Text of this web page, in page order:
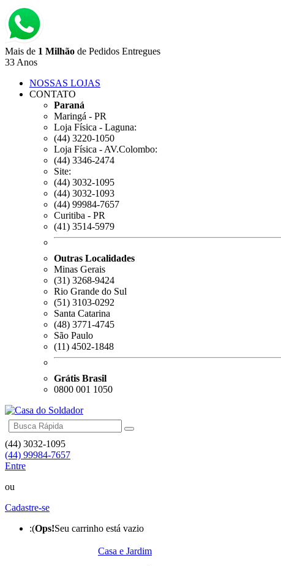
Mais de 1 Milhão de Pedidos Entregues
33 Anos
NOSSAS LOJAS
CONTATO
Paraná
Maringá - PR
Loja Física - Laguna:
(44) 3220-1050
Loja Física - AV.Colombo:
(44) 3346-2474
Site:
(44) 3032-1095
(44) 3032-1093
(44) 99984-7657
Curitiba - PR
(41) 3514-5979
Outras Localidades
Minas Gerais
(31) 3268-9424
Rio Grande do Sul
(51) 3103-0292
Santa Catarina
(48) 3771-4745
São Paulo
(11) 4502-1848
Grátis Brasil
0800 001 1050
(44) 3032-1095
(44) 99984-7657
Entre
ou
Cadastre-se
:(Ops!Seu carrinho está vazio
Casa e Jardim